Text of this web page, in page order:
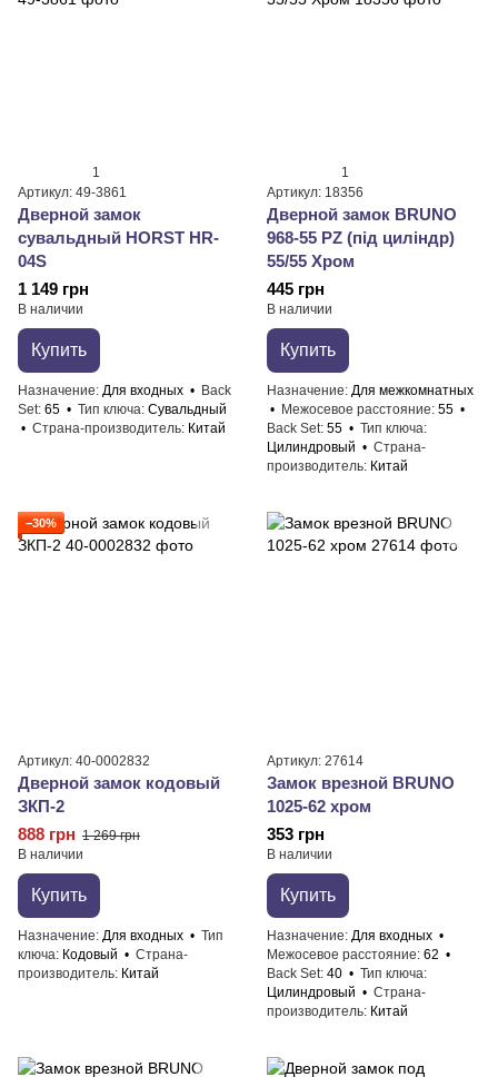
1
Артикул: 49-3861
Дверной замок
сувальдный HORST HR-
04S
1 149 грн
В наличии
Купить
Назначение Для входных
Back
Set 65 Тип ключа Сувальдный
Страна-производитель Китай
1
Артикул: 18356
Дверной замок BRUNO
968-55 PZ (під циліндр)
55/55 Хром
445 грн
В наличии
Купить
Назначение Для межкомнатных
Межосевое расстояние 55
Back Set 55
Тип ключа
Цилиндровый
Страна-
производитель Китай
−30%
Артикул: 40-0002832
Дверной замок кодовый
ЗКП-2
888 грн 1 269 грн
В наличии
Купить
Назначение Для входных
Тип
ключа Кодовый
Страна-
производитель Китай
Артикул: 27614
Замок врезной BRUNO
1025-62 хром
353 грн
В наличии
Купить
Назначение Для входных
Межосевое расстояние 62
Back Set 40
Тип ключа
Цилиндровый
Страна-
производитель Китай